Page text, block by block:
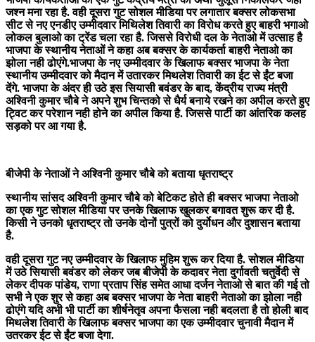
जश्न मना रहा है. वही दूसरा गुट सोशल मीडिया पर लगातार बक्सर लोकसभा
सीट से नए एनडीए उम्मीदवार मिथिलेश तिवारी का विरोध करते हुए बाहरी भगाओ
लोकल बुलाओ का ट्रेंड चला रहा है. जिससे विरोधी दल के नेताओ में उत्साह है
भाजपा के स्थानीय नेताओं ने कहा अब बक्सर के कार्यकर्ता बाहरी नेताओ का
झोला नही ढोएंगे.भाजपा के नए उम्मीदवार के खिलाफ बक्सर भाजपा के नेता
स्थानीय उम्मीदवार को मैदान में उतारकर मिथलेश तिवारी का ईट से ईंट बजा
देंगे. भाजपा के अंदर ही उठे इस सियासी बवंडर के बाद, केंद्रीय राज्य मंत्री
अश्विनी कुमार चौबे ने अपने शुभ चिन्तको से धैर्य बनाये रखने का अपील करते हुए
ट्विट कर परेशान नही होने का अपील किया है. जिससे पार्टी का आंतरिक कलह
सड़को पर आ गया है.
बीजेपी के नेताओं ने अश्विनी कुमार चौबे को बताया धृतराष्ट्र
स्थानीय सांसद अश्विनी कुमार चौबे को बेटिकट होते ही बक्सर भाजपा नेताओ
का एक गुट सोशल मीडिया पर उनके खिलाफ खुलकर बगावत शुरू कर दी है.
किसी ने उनको धृतराष्ट्र तो उनके दोनों पुत्रों को दुर्योधन और दुशासन बताया
है.
वही दूसरा गुट नए उम्मीदवार के खिलाफ मुहिम शुरू कर दिया है. सोशल मीडिया
में उठे सियासी बवंडर को लेकर जब बीजेपी के कदावर नेता दुर्गावती चतुर्वेदी से
लेकर दीपक पांडेय, राणा प्रताप सिंह समेत आधा दर्जन नेताओ से बात की गई तो
सभी ने एक शुर से कहा अब बक्सर भाजपा के नेता बाहरी नेताओ का झोला नही
ढोएंगे यदि अभी भी पार्टी का शीर्षनेतृव अपना फैसला नही बदलता है तो होली बाद
मिथलेश तिवारी के खिलाफ बक्सर भाजपा का एक उम्मीदवार चुनावी मैदान में
उतरकर ईट से ईंट बजा देगा.